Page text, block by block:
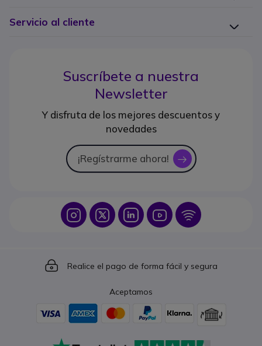
Servicio al cliente
Suscríbete a nuestra
Newsletter
Y disfruta de los mejores descuentos y
novedades
¡Regístrarme ahora! icon
Icon IconIcon Icon Icon
Icon
Realice el pago de forma fácil y segura
Aceptamos